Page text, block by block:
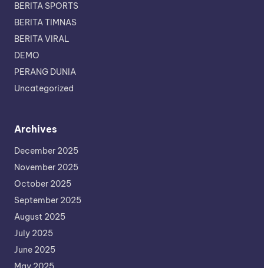
BERITA SPORTS
BERITA TIMNAS
BERITA VIRAL
DEMO
PERANG DUNIA
Uncategorized
Archives
December 2025
November 2025
October 2025
September 2025
August 2025
July 2025
June 2025